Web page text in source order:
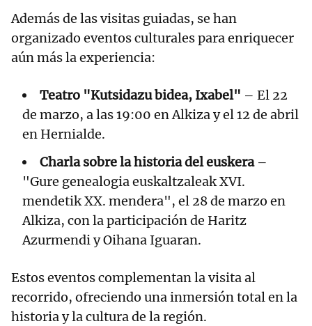
Además de las visitas guiadas, se han
organizado eventos culturales para enriquecer
aún más la experiencia:
Teatro "Kutsidazu bidea, Ixabel" – El 22
de marzo, a las 19:00 en Alkiza y el 12 de abril
en Hernialde.
Charla sobre la historia del euskera–
"Gure genealogia euskaltzaleak XVI.
mendetik XX. mendera", el 28 de marzo en
Alkiza, con la participación de Haritz
Azurmendi y Oihana Iguaran.
Estos eventos complementan la visita al
recorrido, ofreciendo una inmersión total en la
historia y la cultura de la región.